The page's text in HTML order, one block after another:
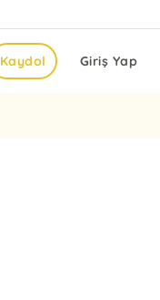
Giriş Yap
Kaydol